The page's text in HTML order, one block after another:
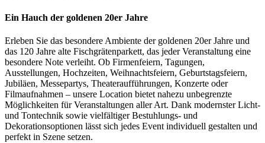
Ein Hauch der goldenen 20er Jahre
Erleben Sie das besondere Ambiente der goldenen 20er Jahre und
das 120 Jahre alte Fischgrätenparkett, das jeder Veranstaltung eine
besondere Note verleiht. Ob Firmenfeiern, Tagungen,
Ausstellungen, Hochzeiten, Weihnachtsfeiern, Geburtstagsfeiern,
Jubiläen, Messepartys, Theateraufführungen, Konzerte oder
Filmaufnahmen – unsere Location bietet nahezu unbegrenzte
Möglichkeiten für Veranstaltungen aller Art. Dank modernster Licht-
und Tontechnik sowie vielfältiger Bestuhlungs- und
Dekorationsoptionen lässt sich jedes Event individuell gestalten und
perfekt in Szene setzen.